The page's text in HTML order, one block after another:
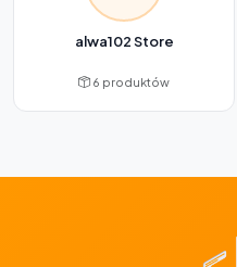
alwa102 Store
6 produktów